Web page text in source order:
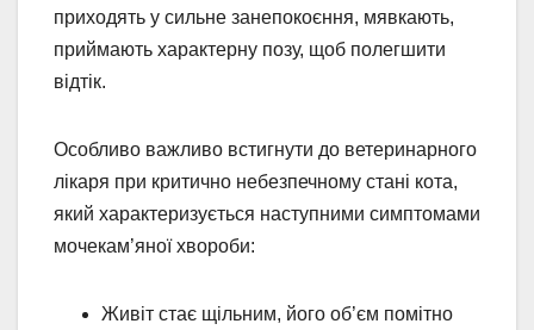
приходять у сильне занепокоєння, мявкають,
приймають характерну позу, щоб полегшити
відтік.
Особливо важливо встигнути до ветеринарного
лікаря при критично небезпечному стані кота,
який характеризується наступними симптомами
мочекам’яної хвороби:
Живіт стає щільним, його об’єм помітно